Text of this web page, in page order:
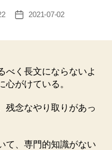
投
2021-07-02
べく長文にならないよ
心がけている。
残念なやり取りがあっ
て、専門的知識がない